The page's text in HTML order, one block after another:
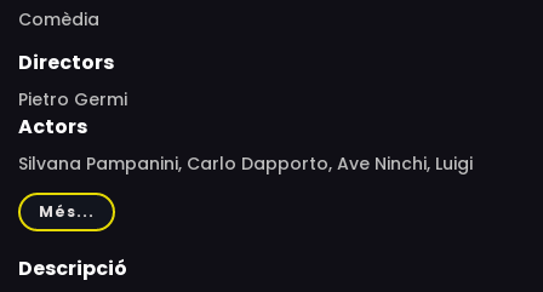
Comèdia
Directors
Pietro Germi
Actors
Silvana Pampanini, Carlo Dapporto, Ave Ninchi, Luigi
Pavese, Franco Coop, Aroldo Tieri, Aldo Bufi Landi,
Ernesto Calindri, Guglielmo Barnabò, Franco Scandurra,
Laura Gore, Marilyn Buferd, Eva Vanicek, Adriana
Més...
Descripció